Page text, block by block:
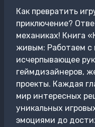
Как превратить
приключение?
механиках! Книга
живым: Работаем с
исчерпывающее
геймдизайнеров,
проекты. Каждая
мир интересных
уникальных
эмоциями до